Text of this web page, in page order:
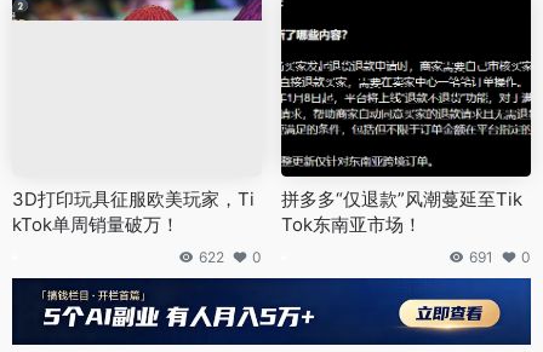
3D打印玩具征服欧美玩家，Ti
kTok单周销量破万！
622 0
拼多多“仅退款”风潮蔓延至Tik
Tok东南亚市场！
691 0